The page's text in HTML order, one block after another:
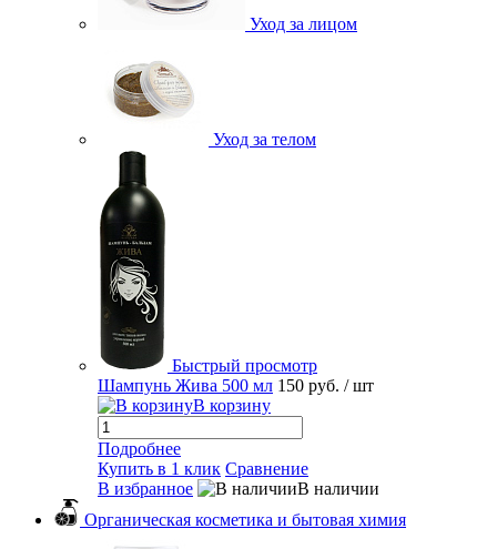
Уход за лицом
Уход за телом
Быстрый просмотр
Шампунь Жива 500 мл 150 руб. / шт
В корзину
Подробнее
Купить в 1 клик Сравнение
В избранное
В наличии
Органическая косметика и бытовая химия